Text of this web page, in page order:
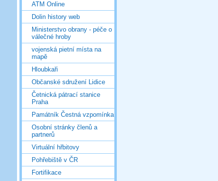
ATM Online
Dolin history web
Ministerstvo obrany - péče o
válečné hroby
vojenská pietní místa na
mapě
Hloubkaři
Občanské sdružení Lidice
Četnická pátrací stanice
Praha
Památník Čestná vzpomínka
Osobní stránky členů a
partnerů
Virtuální hřbitovy
Pohřebiště v ČR
Fortifikace